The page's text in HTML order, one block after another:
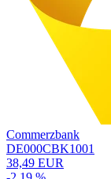
Commerzbank
DE000CBK1001
38,49 EUR